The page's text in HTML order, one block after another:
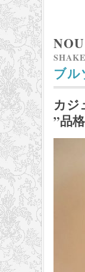
ブル
カジ
”品